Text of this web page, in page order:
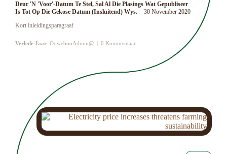
Deur 'n 'Voor'-Datum Te Stel, Sal Al Die Plasings Wat Gepubliseer
Is Tot Op Die Gekose Datum (insluitend) Wys.
30 November 2020
Kort inleidingsparagraaf
Verlede Jaar OowebooAdmin@ | 0 Kommentaar